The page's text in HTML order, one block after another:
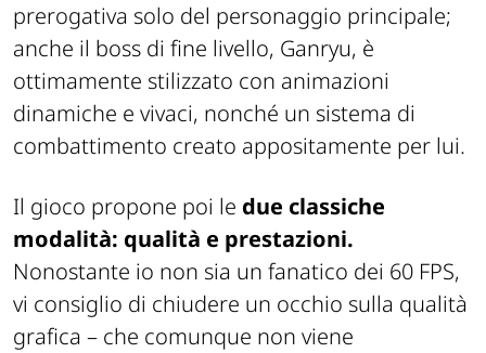
prerogativa solo del personaggio principale;
anche il boss di fine livello, Ganryu, è
ottimamente stilizzato con animazioni
dinamiche e vivaci, nonché un sistema di
combattimento creato appositamente per lui.
Il gioco propone poi le due classiche
modalità: qualità e prestazioni.
Nonostante io non sia un fanatico dei 60 FPS,
vi consiglio di chiudere un occhio sulla qualità
grafica – che comunque non viene